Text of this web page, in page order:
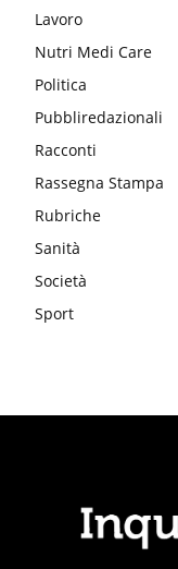
Lavoro
Nutri Medi Care
Politica
Pubbliredazionali
Racconti
Rassegna Stampa
Rubriche
Sanità
Società
Sport